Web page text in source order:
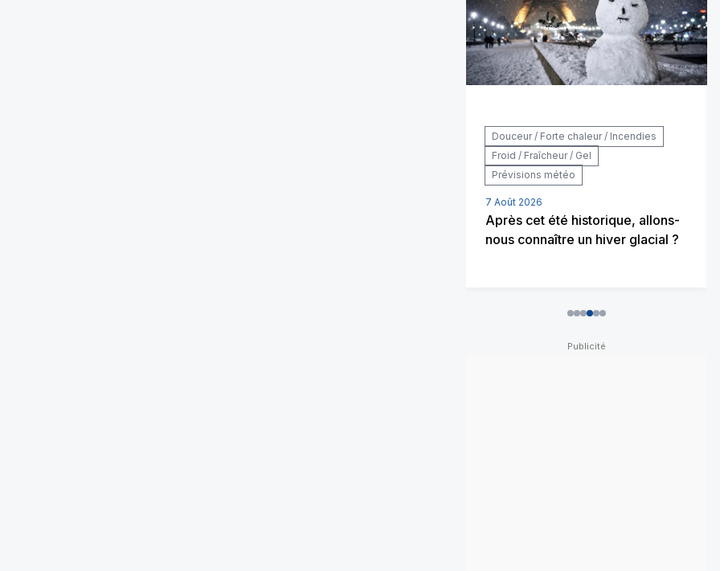
Douceur / Forte chaleur / Incendies
Froid / Fraîcheur / Gel
Prévisions météo
7 Août 2026
Après cet été historique, allons-
nous connaître un hiver glacial ?
012345